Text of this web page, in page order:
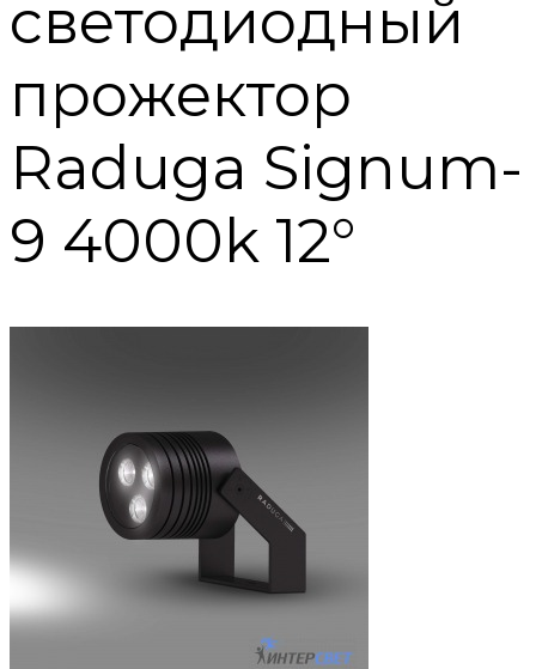
светодиодный
прожектор
Raduga Signum-
9 4000k 12°